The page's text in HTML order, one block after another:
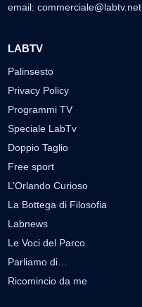
email: commerciale@labtv.net
LABTV
Palinsesto
Privacy Policy
Programmi TV
Speciale LabTv
Doppio Taglio
Free sport
L’Orlando Curioso
La Bottega di Filosofia
Labnews
Le Voci del Parco
Parliamo di…
Ricomincio da me